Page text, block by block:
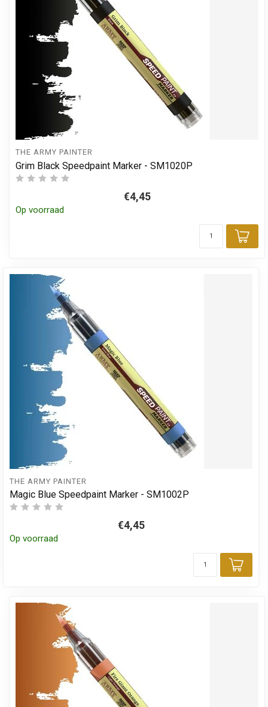
THE ARMY PAINTER
Grim Black Speedpaint Marker - SM1020P
€4,45
Op voorraad
THE ARMY PAINTER
Magic Blue Speedpaint Marker - SM1002P
€4,45
Op voorraad